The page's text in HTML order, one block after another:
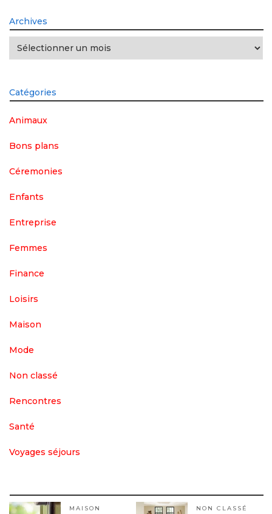
Archives
Archives
Catégories
Animaux
Bons plans
Céremonies
Enfants
Entreprise
Femmes
Finance
Loisirs
Maison
Mode
Non classé
Rencontres
Santé
Voyages séjours
MAISON NON CLASSÉ